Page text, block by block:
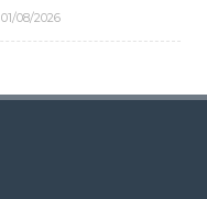
01/08/2026